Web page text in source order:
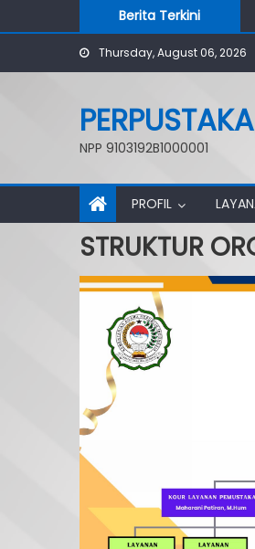
to
Berita Terkini
Thursday, August 06, 2026
NPP 9103192B1000001
PROFIL
STRUKTUR